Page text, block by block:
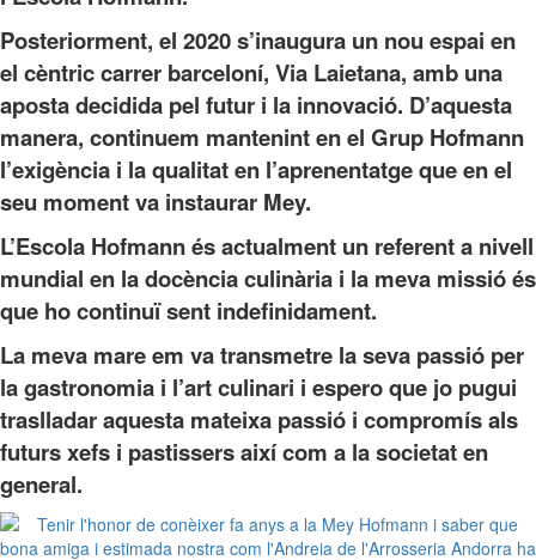
Posteriorment, el 2020 s’inaugura un nou espai en
el cèntric carrer barceloní, Via Laietana, amb una
aposta decidida pel futur i la innovació. D’aquesta
manera, continuem mantenint en el Grup Hofmann
l’exigència i la qualitat en l’aprenentatge que en el
seu moment va instaurar Mey.
L’Escola Hofmann és actualment un referent a nivell
mundial en la docència culinària i la meva missió és
que ho continuï sent indefinidament.
La meva mare em va transmetre la seva passió per
la gastronomia i l’art culinari i espero que jo pugui
traslladar aquesta mateixa passió i compromís als
futurs xefs i pastissers així com a la societat en
general.